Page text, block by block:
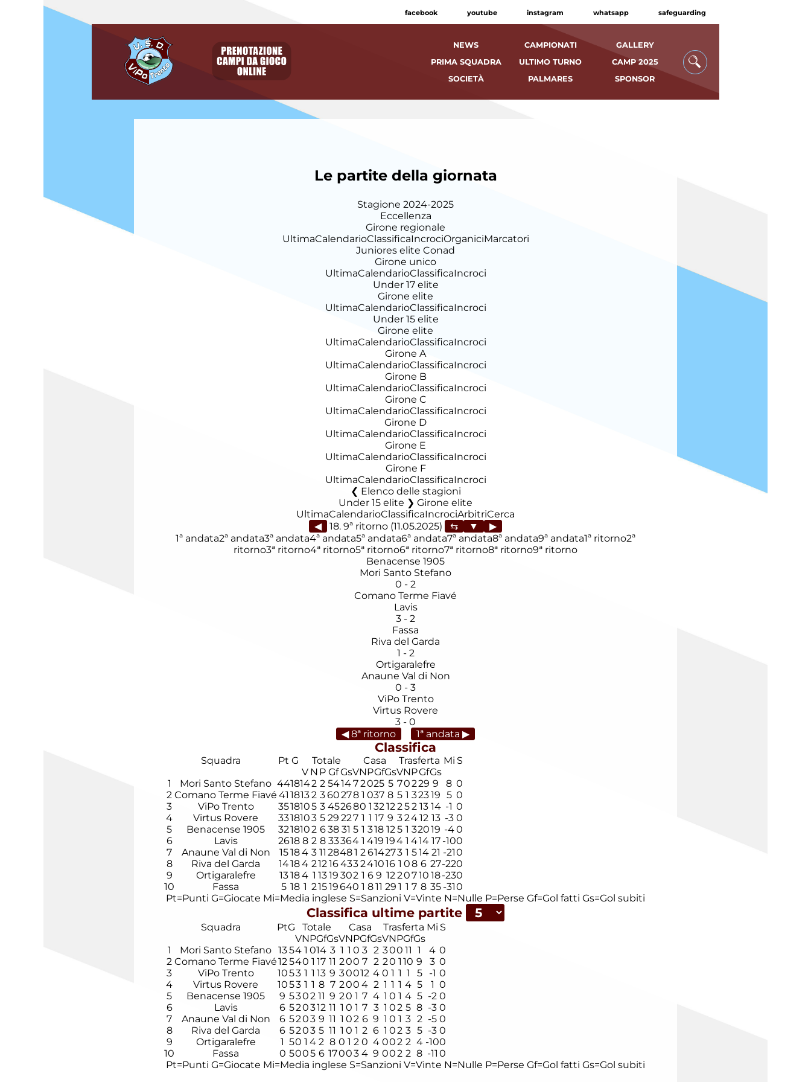
facebook youtube instagram whatsapp safeguarding
NEWS CAMPIONATI
GALLERY
PRIMA SQUADRA
ULTIMO TURNO
CAMP 2025
SOCIETÀ
PALMARES SPONSOR
Le partite della giornata
Stagione 2024-2025
Eccellenza
Girone regionale
UltimaCalendarioClassificaIncrociOrganiciMarcatori
Juniores elite Conad
Girone unico
UltimaCalendarioClassificaIncroci
Under 17 elite
Girone elite
UltimaCalendarioClassificaIncroci
Under 15 elite
Girone elite
UltimaCalendarioClassificaIncroci
Girone A
UltimaCalendarioClassificaIncroci
Girone B
UltimaCalendarioClassificaIncroci
Girone C
UltimaCalendarioClassificaIncroci
Girone D
UltimaCalendarioClassificaIncroci
Girone E
UltimaCalendarioClassificaIncroci
Girone F
UltimaCalendarioClassificaIncroci
Elenco delle stagioni
Under 15 elite ❯ Girone elite
UltimaCalendarioClassificaIncrociArbitriCerca
◀
18. 9ª ritorno (11.05.2025)
▶
1ª andata2ª andata3ª andata4ª andata5ª andata6ª andata7ª andata8ª andata9ª andata1ª ritorno2ª
ritorno3ª ritorno4ª ritorno5ª ritorno6ª ritorno7ª ritorno8ª ritorno9ª ritorno
Benacense 1905
Mori Santo Stefano
0 - 2
Comano Terme Fiavé
Lavis
3 - 2
Fassa
Riva del Garda
1 - 2
Ortigaralefre
Anaune Val di Non
0 - 3
ViPo Trento
Virtus Rovere
3 - 0
◀ 8ª ritorno
1ª andata ▶
Classifica
Squadra Pt G Totale Casa Trasferta Mi S
V N P GfGsVNPGfGsVNPGfGs
1
Mori Santo Stefano 4418142 2 541472025 5 70229 9 8 0
2 Comano Terme Fiavé 41 18132 360278 1 037 8 5 1 32319 5 0
3
ViPo Trento 3518105 3 452680 1 3212252 13 14 -1 0
4
Virtus Rovere 3318103 5 29 227 1 1 17 9 32412 13 -3 0
5
Benacense 1905 3218102 638 31 5 1 318 125 1 32019 -40
6
Lavis 2618 8 2 8 33364 1 419 194 1 414 17 -100
7
Anaune Val di Non 15184 3 11 28481 2614273 1 514 21 -210
8
Riva del Garda 14184 21216433241016 1 08 6 27-220
9
Ortigaralefre 13184 1 1319 302 1 6 9 1220710 18-230
10
Fassa 5 18 1 21519640 1 811 29 1 1 7 8 35 -310
Pt=Punti G=Giocate Mi=Media inglese S=Sanzioni V=Vinte N=Nulle P=Perse Gf=Gol fatti Gs=Gol subiti
Classifica ultime partite
Squadra PtG Totale Casa Trasferta Mi S
VNPGfGsVNPGfGsVNPGfGs
1
Mori Santo Stefano 1354 1 014 3 1 1 0 3 2 300 11 1 4 0
2 Comano Terme Fiavé12540 1 17 11 200 7 2 20 1 10 9 3 0
3
ViPo Trento 1053 1 1 13 9 30012 4 0 1 1 1 5 -1 0
4
Virtus Rovere 1053 1 1 8 7 200 4 2 1 1 1 4 5 1 0
5
Benacense 1905 9 5302 11 9 20 1 7 4 1 0 1 4 5 -2 0
6
Lavis 6 520312 11 1 0 1 7 3 1 02 5 8 -3 0
7
Anaune Val di Non 6 5203 9 11 1 02 6 9 1 0 1 3 2 -5 0
8
Riva del Garda 6 5203 5 11 1 0 1 2 6 1 02 3 5 -3 0
9
Ortigaralefre 1 50 1 4 2 8 0 1 2 0 4 002 2 4 -100
10
Fassa 0 5005 6 17003 4 9 002 2 8 -11 0
Pt=Punti G=Giocate Mi=Media inglese S=Sanzioni V=Vinte N=Nulle P=Perse Gf=Gol fatti Gs=Gol subiti